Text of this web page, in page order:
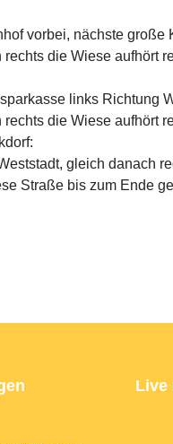
vorbei, nächste
die Wiese aufhört
links Richtung
die Wiese aufhört
gleich danach
Straße bis zum Ende
Live